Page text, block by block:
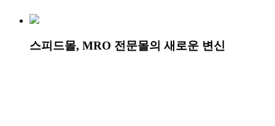
스피드몰, MRO 전문몰의 새로운 변신